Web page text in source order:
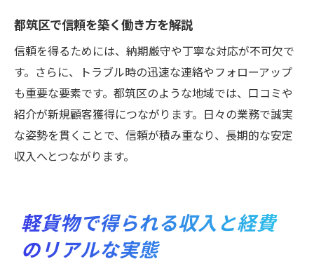
都筑区で信頼を築く働き方を解説
信頼を得るためには、納期厳守や丁寧な対応が不可欠で
す。さらに、トラブル時の迅速な連絡やフォローアップ
も重要な要素です。都筑区のような地域では、口コミや
紹介が新規顧客獲得につながります。日々の業務で誠実
な姿勢を貫くことで、信頼が積み重なり、長期的な安定
収入へとつながります。
軽貨物で得られる収入と経費
のリアルな実態